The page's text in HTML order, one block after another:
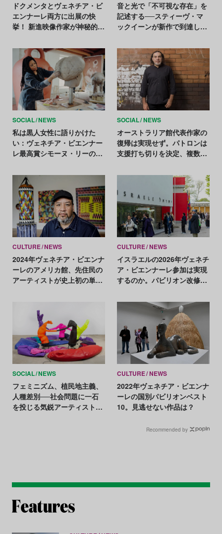
ドクメンタとヴェネチア・ビ
エンナーレ両方に出展の快
挙！ 新進映像作家が神秘的に
音と光で「不可視な存在」を
記述する──スティーヴ・マ
ックイーンが新作で到達した
SOCIAL NEWS
私は黒人女性に語りかけた
い：ヴェネチア・ビエンナー
レ最高賞シモーヌ・リーの創
SOCIAL NEWS
オーストラリア館代表作家の
復帰は実現せず。パトロンは
支援打ち切りを決定、複数の
CULTURE NEWS
2024年ヴェネチア・ビエンナ
ーレのアメリカ館、先住民の
アーティストが史上初の単独
CULTURE NEWS
イスラエルの2026年ヴェネチ
ア・ビエンナーレ参加は実現
するのか。パビリオン改修計
SOCIAL NEWS
フェミニズム、植民地主義、
人種差別──社会問題に一石
を投じる気鋭アーティストら
CULTURE NEWS
2022年ヴェネチア・ビエンナ
ーレの国別パビリオンベスト
10。見逃せない作品は？
Recommended by